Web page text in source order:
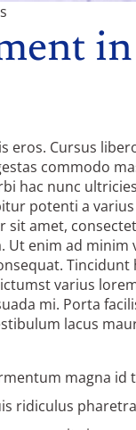
eros. Cursus
commodo
hac nunc
potenti a
amet,
enim ad minim
varius
mi. Porta
lacus
magna id
ridiculus